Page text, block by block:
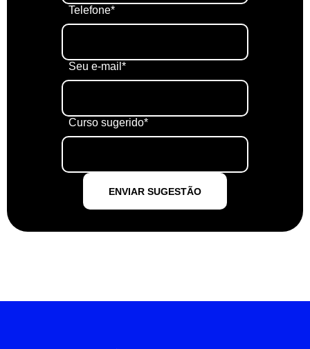
Telefone*
Seu e-mail*
Curso sugerido*
ENVIAR SUGESTÃO